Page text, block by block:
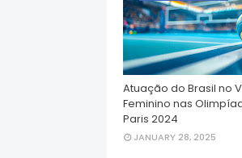
Atuação do Brasil no
Feminino nas
Paris 2024
JANUARY 28, 2025